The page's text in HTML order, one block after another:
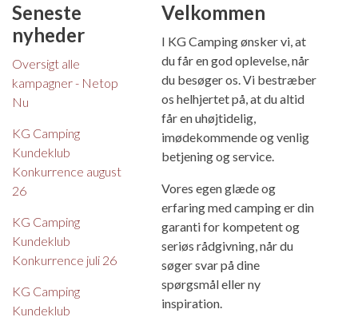
Seneste
nyheder
Oversigt alle
kampagner - Netop
Nu
KG Camping
Kundeklub
Konkurrence august
26
KG Camping
Kundeklub
Konkurrence juli 26
KG Camping
Kundeklub
Velkommen
I KG Camping ønsker vi, at
du får en god oplevelse, når
du besøger os. Vi bestræber
os helhjertet på, at du altid
får en uhøjtidelig,
imødekommende og venlig
betjening og service.
Vores egen glæde og
erfaring med camping er din
garanti for kompetent og
seriøs rådgivning, når du
søger svar på dine
spørgsmål eller ny
inspiration.